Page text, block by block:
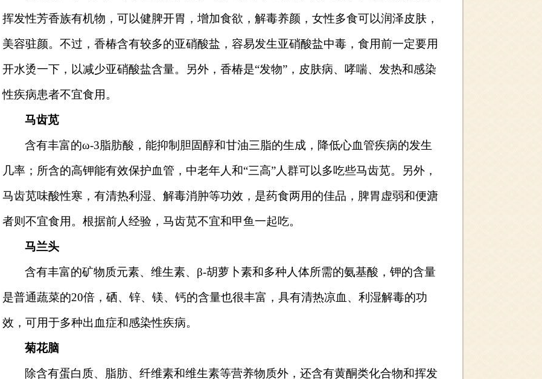
挥发性芳香族有机物，可以健脾开胃，增加食欲，解毒养颜，女性多食可以润泽皮肤，
美容驻颜。不过，香椿含有较多的亚硝酸盐，容易发生亚硝酸盐中毒，食用前一定要用
开水烫一下，以减少亚硝酸盐含量。另外，香椿是“发物”，皮肤病、哮喘、发热和感染
性疾病患者不宜食用。
马齿苋
含有丰富的ω-3脂肪酸，能抑制胆固醇和甘油三脂的生成，降低心血管疾病的发生
几率；所含的高钾能有效保护血管，中老年人和“三高”人群可以多吃些马齿苋。另外，
马齿苋味酸性寒，有清热利湿、解毒消肿等功效，是药食两用的佳品，脾胃虚弱和便溏
者则不宜食用。根据前人经验，马齿苋不宜和甲鱼一起吃。
马兰头
含有丰富的矿物质元素、维生素、β-胡萝卜素和多种人体所需的氨基酸，钾的含量
是普通蔬菜的20倍，硒、锌、镁、钙的含量也很丰富，具有清热凉血、利湿解毒的功
效，可用于多种出血症和感染性疾病。
菊花脑
除含有蛋白质、脂肪、纤维素和维生素等营养物质外，还含有黄酮类化合物和挥发